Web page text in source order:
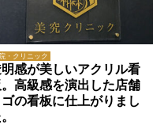
・クリニック
感が美しいアクリル看
高級感を演出した店舗
ゴの看板に仕上がりまし